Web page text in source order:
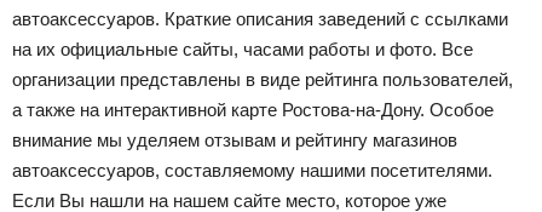
автоаксессуаров. Краткие описания заведений с ссылками
на их официальные сайты, часами работы и фото. Все
организации представлены в виде рейтинга пользователей,
а также на интерактивной карте Ростова-на-Дону. Особое
внимание мы уделяем отзывам и рейтингу магазинов
автоаксессуаров, составляемому нашими посетителями.
Если Вы нашли на нашем сайте место, которое уже